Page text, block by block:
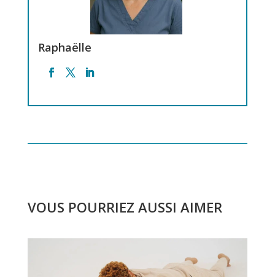
Raphaëlle
VOUS POURRIEZ AUSSI AIMER